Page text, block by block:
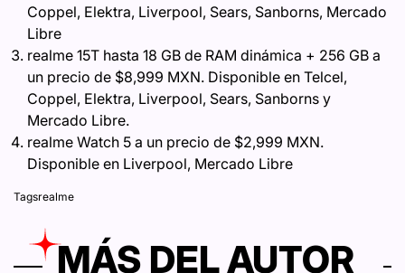
Coppel, Elektra, Liverpool, Sears, Sanborns, Mercado
Libre
realme 15T hasta 18 GB de RAM dinámica + 256 GB a
un precio de $8,999 MXN. Disponible en Telcel,
Coppel, Elektra, Liverpool, Sears, Sanborns y
Mercado Libre.
realme Watch 5 a un precio de $2,999 MXN.
Disponible en Liverpool, Mercado Libre
Tagsrealme
MÁS DEL AUTOR